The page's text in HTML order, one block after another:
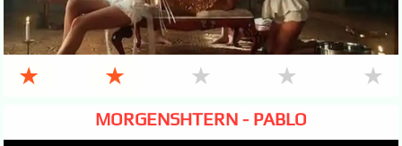
★ ★ ★ ★ ★
MORGENSHTERN - PABLO